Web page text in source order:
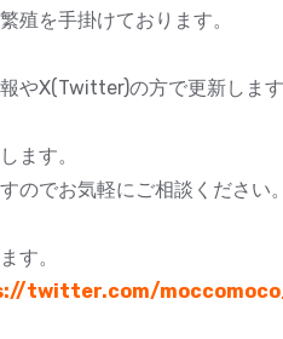
殖を手掛けております。
やX(Twitter)の方で更新します
ます。
のでお気軽にご相談ください。
す。
twitter.com/